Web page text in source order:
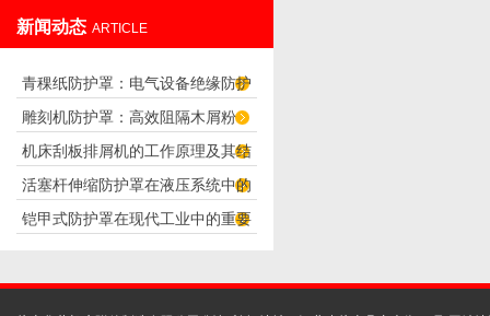
新闻动态 ARTICLE
青稞纸防护罩：电气设备绝缘防护
专用方案
雕刻机防护罩：高效阻隔木屑粉
尘，守护设备精度与安全
机床刮板排屑机的工作原理及其结
构分析
活塞杆伸缩防护罩在液压系统中的
应用
铠甲式防护罩在现代工业中的重要